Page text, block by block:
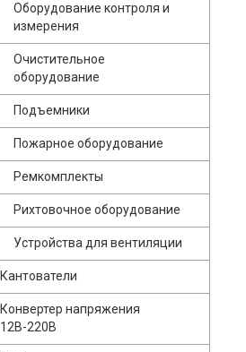
Оборудование контроля и
измерения
Очистительное
оборудование
Подъемники
Пожарное оборудование
Ремкомплекты
Рихтовочное оборудование
Устройства для вентиляции
Кантователи
Конвертер напряжения
12В-220В